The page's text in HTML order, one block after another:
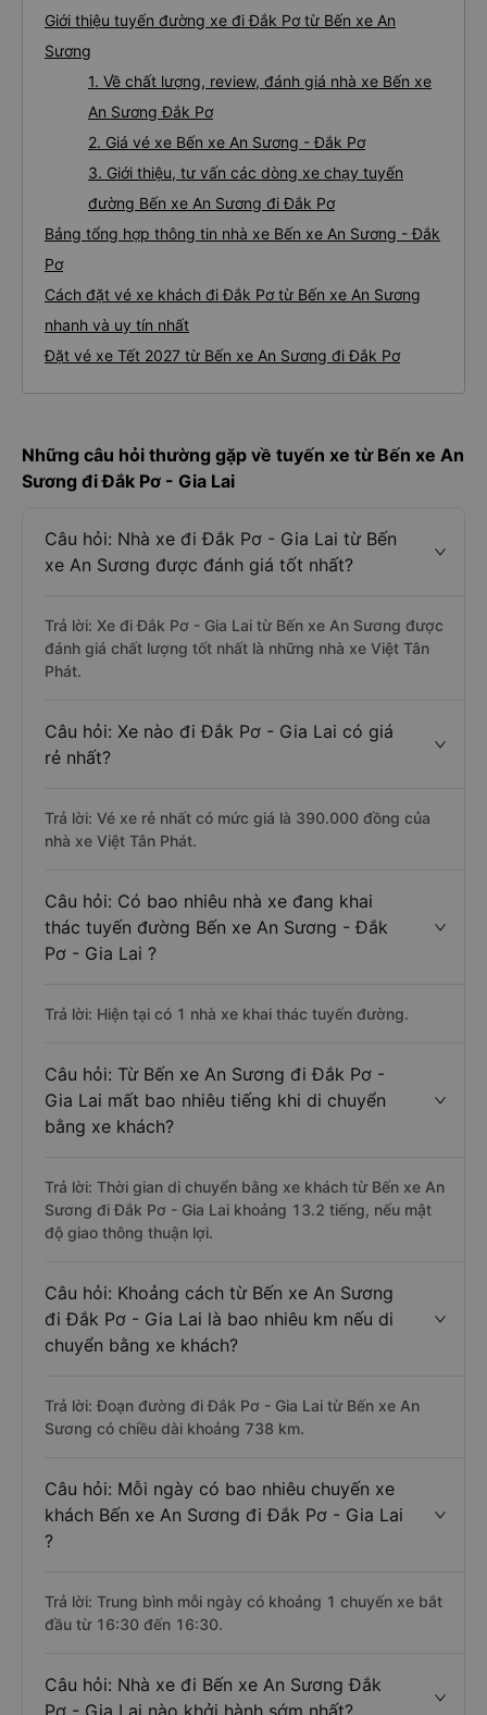
Giới thiệu tuyến đường xe đi Đắk Pơ từ Bến xe An
Sương
1. Về chất lượng, review, đánh giá nhà xe Bến xe
An Sương Đắk Pơ
2. Giá vé xe Bến xe An Sương - Đắk Pơ
3. Giới thiệu, tư vấn các dòng xe chạy tuyến
đường Bến xe An Sương đi Đắk Pơ
Bảng tổng hợp thông tin nhà xe Bến xe An Sương - Đắk
Pơ
Cách đặt vé xe khách đi Đắk Pơ từ Bến xe An Sương
nhanh và uy tín nhất
Đặt vé xe Tết 2027 từ Bến xe An Sương đi Đắk Pơ
Những câu hỏi thường gặp về tuyến xe từ Bến xe An
Sương đi Đắk Pơ - Gia Lai
Câu hỏi: Nhà xe đi Đắk Pơ - Gia Lai từ Bến
xe An Sương được đánh giá tốt nhất?
Trả lời: Xe đi Đắk Pơ - Gia Lai từ Bến xe An Sương được
đánh giá chất lượng tốt nhất là những nhà xe Việt Tân
Phát.
Câu hỏi: Xe nào đi Đắk Pơ - Gia Lai có giá
rẻ nhất?
Trả lời: Vé xe rẻ nhất có mức giá là 390.000 đồng của
nhà xe Việt Tân Phát.
Câu hỏi: Có bao nhiêu nhà xe đang khai
thác tuyến đường Bến xe An Sương - Đắk
Pơ - Gia Lai ?
Trả lời: Hiện tại có 1 nhà xe khai thác tuyến đường.
Câu hỏi: Từ Bến xe An Sương đi Đắk Pơ -
Gia Lai mất bao nhiêu tiếng khi di chuyển
bằng xe khách?
Trả lời: Thời gian di chuyển bằng xe khách từ Bến xe An
Sương đi Đắk Pơ - Gia Lai khoảng 13.2 tiếng, nếu mật
độ giao thông thuận lợi.
Câu hỏi: Khoảng cách từ Bến xe An Sương
đi Đắk Pơ - Gia Lai là bao nhiêu km nếu di
chuyển bằng xe khách?
Trả lời: Đoạn đường đi Đắk Pơ - Gia Lai từ Bến xe An
Sương có chiều dài khoảng 738 km.
Câu hỏi: Mỗi ngày có bao nhiêu chuyến xe
khách Bến xe An Sương đi Đắk Pơ - Gia Lai
?
Trả lời: Trung bình mỗi ngày có khoảng 1 chuyến xe bắt
đầu từ 16:30 đến 16:30.
Câu hỏi: Nhà xe đi Bến xe An Sương Đắk
Pơ - Gia Lai nào khởi hành sớm nhất?